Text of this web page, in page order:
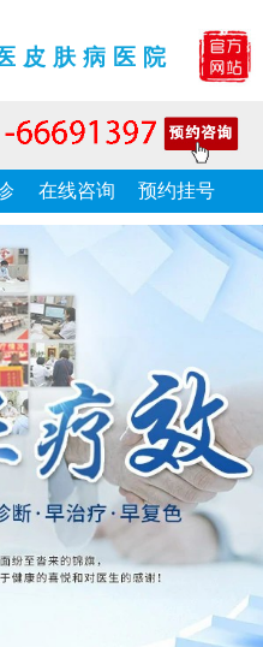
皮肤病医院
在线咨询 预约挂号